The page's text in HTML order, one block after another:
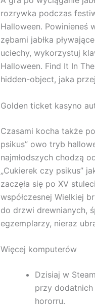
rozrywka podczas
Halloween. Powinieneś
zębami jabłka
uciechy, wykorzystuj
Halloween. Find It In
hidden-object, jaka
Golden ticket kasyno
Czasami kocha także
psikus” owo tryb
najmłodszych chodzą
„Cukierek czy psikus”
zaczęła się po XV
współczesnej Wielkiej
do drzwi drewnianych,
egzemplarzy, nieraz
Więcej komputerów
Dzisiaj w
przy dodatnich
hororru.